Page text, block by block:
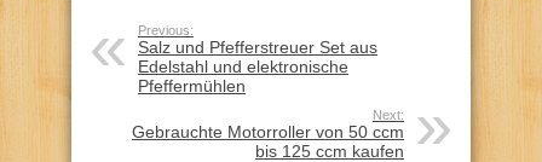
Previous:
Salz und Pfefferstreuer Set aus
Edelstahl und elektronische
Pfeffermühlen
Next:
Gebrauchte Motorroller von 50 ccm
bis 125 ccm kaufen